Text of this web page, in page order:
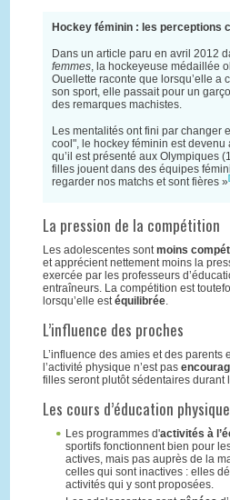
Hockey féminin : les perceptions
Dans un article paru en avril 2012
femmes, la hockeyeuse médaillée
Ouellette raconte que lorsqu’elle a
son sport, elle passait pour un
des remarques machistes.
Les mentalités ont fini par changer
cool", le hockey féminin est
qu’il est présenté aux Olympiques
filles jouent dans des équipes
regarder nos matchs et sont fières »
La pression de la compétition
Les adolescentes sontmoins
et apprécient nettement moins la
exercée par les professeurs
entraîneurs. La compétition est
lorsqu’elle estéquilibrée.
L’influence des proches
L’influence des amies et des parents
l’activité physique n’est pas
filles seront plutôt sédentaires durant
Les cours d’éducation
Les programmes d'activités à
sportifs fonctionnent bien pour
actives, mais pas auprès de la
celles qui sont inactives : elles
activités qui y sont proposées.